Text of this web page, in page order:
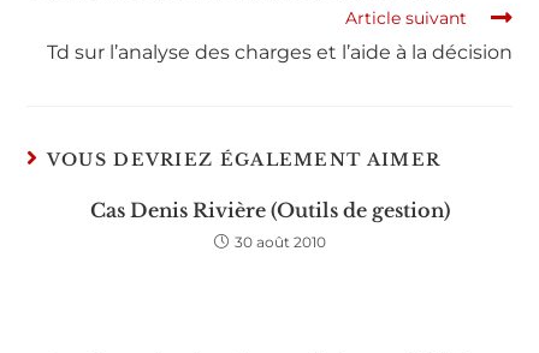
Article suivant
Td sur l’analyse des charges et l’aide à la décision
VOUS DEVRIEZ ÉGALEMENT AIMER
Cas Denis Rivière (Outils de gestion)
30 août 2010